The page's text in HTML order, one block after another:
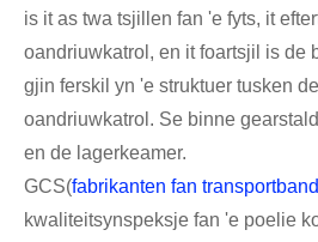
is it as twa tsjillen fan 'e fyts, it
oandriuwkatrol, en it foartsjil is de
gjin ferskil yn 'e struktuer tusken
oandriuwkatrol. Se binne
en de lagerkeamer.
GCS(fabrikanten fan
kwaliteitsynspeksje fan 'e poelie